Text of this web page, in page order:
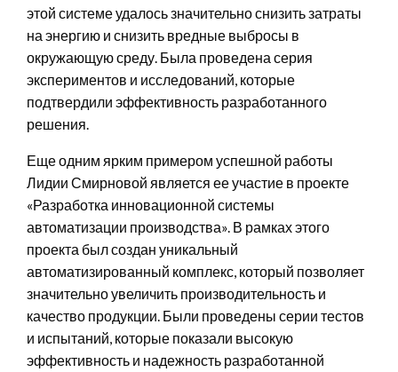
этой системе удалось значительно снизить затраты
на энергию и снизить вредные выбросы в
окружающую среду. Была проведена серия
экспериментов и исследований, которые
подтвердили эффективность разработанного
решения.
Еще одним ярким примером успешной работы
Лидии Смирновой является ее участие в проекте
«Разработка инновационной системы
автоматизации производства». В рамках этого
проекта был создан уникальный
автоматизированный комплекс, который позволяет
значительно увеличить производительность и
качество продукции. Были проведены серии тестов
и испытаний, которые показали высокую
эффективность и надежность разработанной